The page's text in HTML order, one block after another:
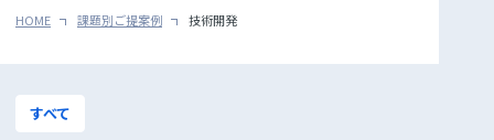
ご相談・お問合せ
HOME 課題別ご提案例 技術開発
すべて